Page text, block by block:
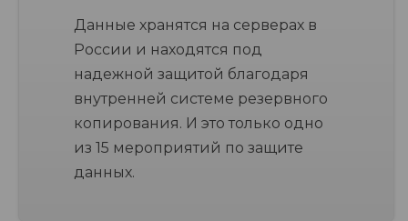
Данные хранятся на серверах в
России и находятся под
надежной защитой благодаря
внутренней системе резервного
копирования. И это только одно
из 15 мероприятий по защите
данных.